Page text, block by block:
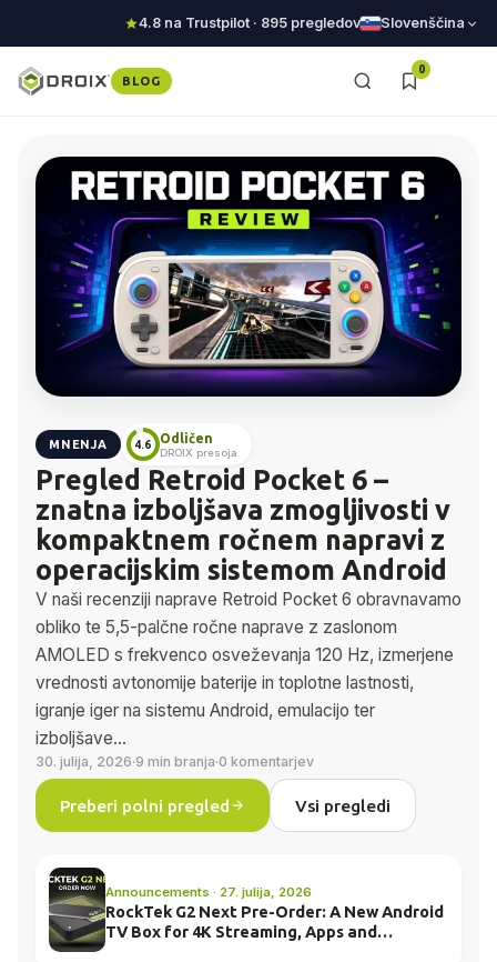
4.8 na Trustpilot · 895 pregledov Slovenščina
BLOG
0
MNENJA 4.6 Odličen
DROIX presoja
Pregled Retroid Pocket 6 –
znatna izboljšava zmogljivosti v
kompaktnem ročnem napravi z
operacijskim sistemom Android
V naši recenziji naprave Retroid Pocket 6 obravnavamo
obliko te 5,5-palčne ročne naprave z zaslonom
AMOLED s frekvenco osveževanja 120 Hz, izmerjene
vrednosti avtonomije baterije in toplotne lastnosti,
igranje iger na sistemu Android, emulacijo ter
izboljšave...
30. julija, 2026·9 min branja·0 komentarjev
Preberi polni pregled Vsi pregledi
Announcements · 27. julija, 2026
RockTek G2 Next Pre-Order: A New Android
TV Box for 4K Streaming, Apps and
Everyday Entertainment